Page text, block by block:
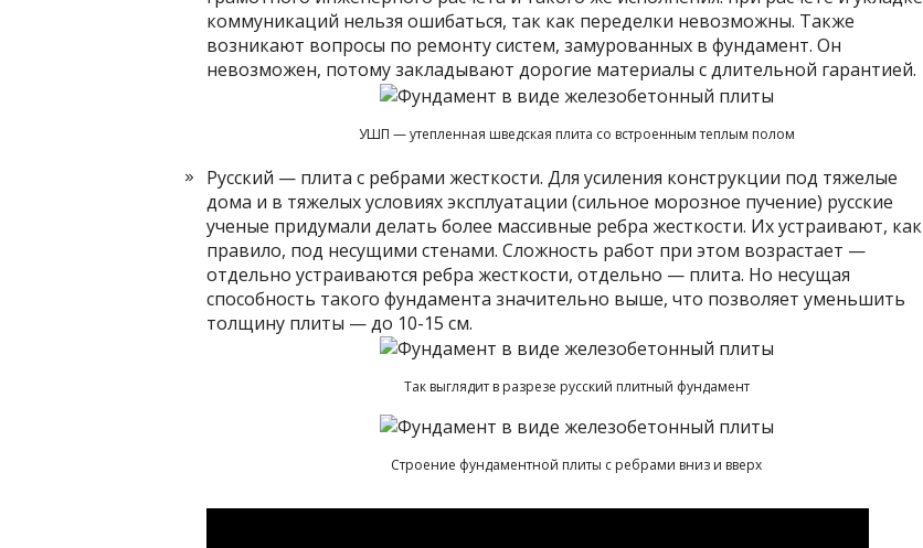
коммуникаций нельзя ошибаться, так как переделки невозможны. Также
возникают вопросы по ремонту систем, замурованных в фундамент. Он
невозможен, потому закладывают дорогие материалы с длительной гарантией.
УШП — утепленная шведская плита со встроенным теплым полом
Русский — плита с ребрами жесткости. Для усиления конструкции под тяжелые
дома и в тяжелых условиях эксплуатации (сильное морозное пучение) русские
ученые придумали делать более массивные ребра жесткости. Их устраивают, как
правило, под несущими стенами. Сложность работ при этом возрастает —
отдельно устраиваются ребра жесткости, отдельно — плита. Но несущая
способность такого фундамента значительно выше, что позволяет уменьшить
толщину плиты — до 10-15 см.
Так выглядит в разрезе русский плитный фундамент
Строение фундаментной плиты с ребрами вниз и вверх